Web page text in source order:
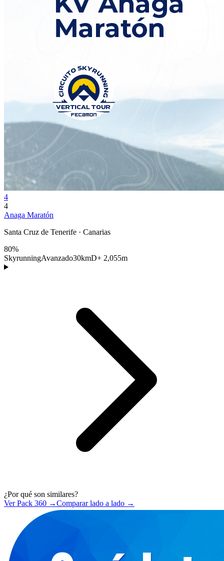
4
4
Anaga Maratón
Santa Cruz de Tenerife · Canarias
80%
SkyrunningAvanzado30kmD+ 2,055m
¿Por qué son similares?
Ver Pack 360 →Comparar lado a lado →